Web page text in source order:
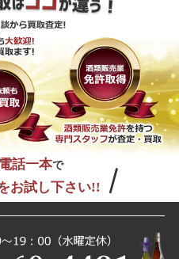
話一本で
お試し下さい!!